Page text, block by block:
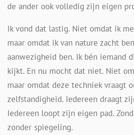
de ander ook volledig zijn eigen
Ik vond dat lastig. Niet omdat ik
maar omdat ik van nature zacht
aanwezigheid ben. Ik bén iemand
kijkt. En nu mocht dat niet. Niet
maar omdat deze techniek vraagt
zelfstandigheid. Iedereen draagt
Iedereen loopt zijn eigen pad.
zonder spiegeling.